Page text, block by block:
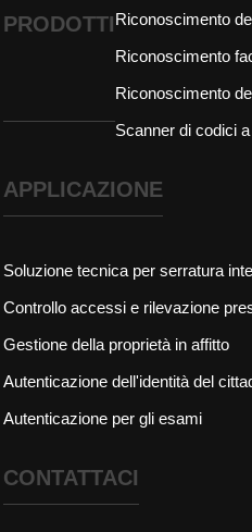
PRODOTTIRiconoscimento
Riconoscimento
Riconoscimento
Scanner di codici
APPLICAZIONE
Soluzione tecnica per serratura
Controllo accessi e rilevazione
Gestione della proprietà in affitto
Autenticazione dell'identità del
Autenticazione per gli esami
CONTATTACI